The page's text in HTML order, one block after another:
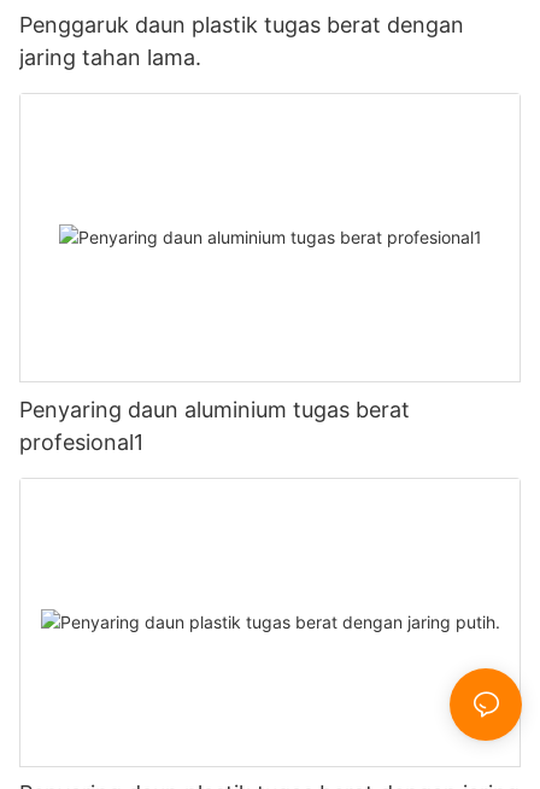
Penggaruk daun plastik tugas berat dengan
jaring tahan lama.
Penyaring daun aluminium tugas berat
profesional1